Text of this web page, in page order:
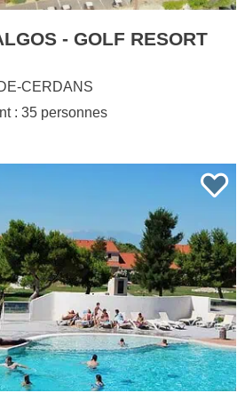
- GOLF RESORT
CERDANS
: 35 personnes